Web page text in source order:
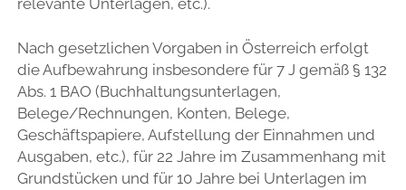
Nach gesetzlichen Vorgaben in Österreich erfolgt
die Aufbewahrung insbesondere für 7 J gemäß § 132
Abs. 1 BAO (Buchhaltungsunterlagen,
Belege/Rechnungen, Konten, Belege,
Geschäftspapiere, Aufstellung der Einnahmen und
Ausgaben, etc.), für 22 Jahre im Zusammenhang mit
Grundstücken und für 10 Jahre bei Unterlagen im